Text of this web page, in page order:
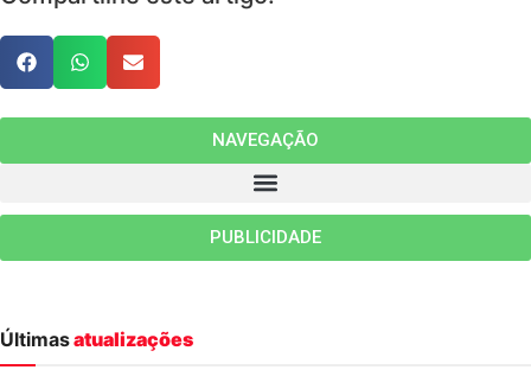
NAVEGAÇÃO
PUBLICIDADE
Últimasatualizações